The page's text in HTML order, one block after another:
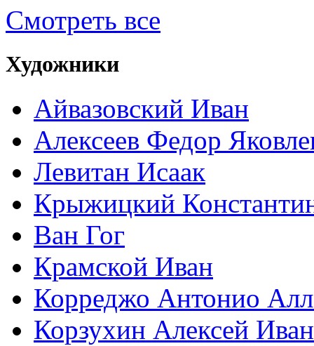
Смотреть все
Художники
Айвазовский Иван
Алексеев Федор
Левитан Исаак
Крыжицкий
Ван Гог
Крамской Иван
Корреджо Антонио
Корзухин Алексей